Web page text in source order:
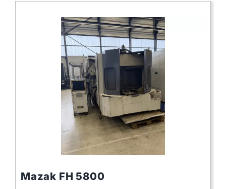
Mazak FH 5800